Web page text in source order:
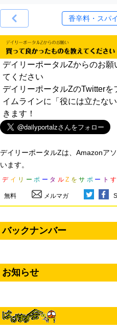
デイリーポータルZからのお願
てください
デイリーポータルZのTwitter
イムラインに「役には立たな
きます！
デイリーポータルZは、Amazonア
います。
デ イ リ ー ポ ー タ ル Z を サ ポ ー ト す
無料 メルマガ
バックナンバー
お知らせ